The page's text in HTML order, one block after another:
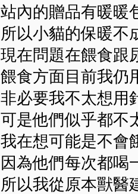
站內的贈品有暖暖
所以小貓的保暖不
現在問題在餵食跟
餵食方面目前我仍
非必要我不太想用
可是他們似乎都不
我在想可能是不會
因為他們每次都喝
所以我從原本獸醫